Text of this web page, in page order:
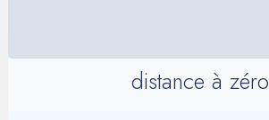
distance à zéro